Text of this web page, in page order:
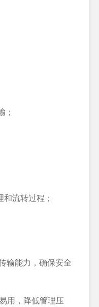
；
流转过程；
输能力，确保安全
⽤，降低管理压